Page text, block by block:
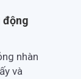
động
nhàn
và